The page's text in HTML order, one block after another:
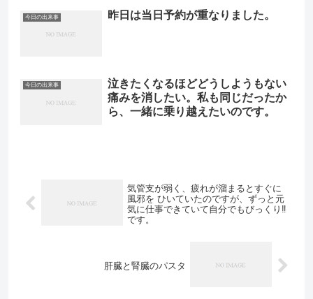
今日の出来事 昨日は当日予約が重なりました。
今日の出来事
泣きたくなるほどどうしようもない
痛みを消したい。私も同じだったか
ら、一緒に乗り越えたいのです。
気管支が弱く、疲れが溜まるとすぐに
風邪を ひいていたのですが、ずっと元
気に仕事できていて自分でもびっくり‼️
です。
肝臓と腎臓のパスタ